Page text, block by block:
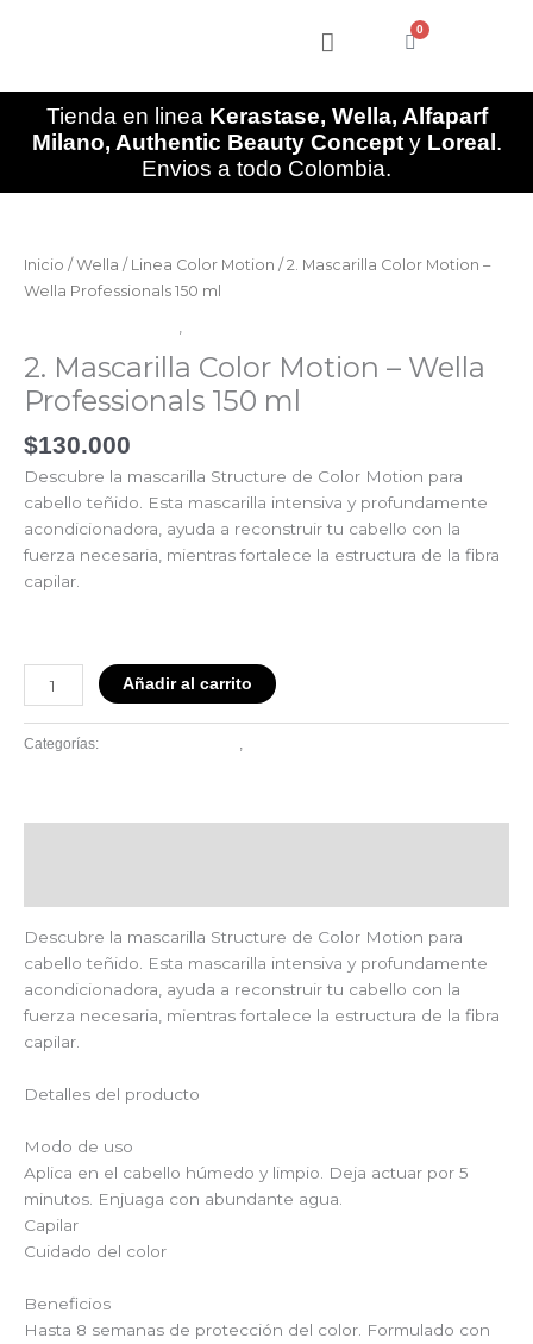
0
Cart
Tienda en linea Kerastase, Wella, Alfaparf
Milano, Authentic Beauty Concepty Loreal .
Envios a todo Colombia.
Inicio /Wella / Linea Color Motion / 2. Mascarilla Color Motion –
Wella Professionals 150 ml
2. Mascarilla Color Motion – Wella
Professionals 150 ml
$130.000
Descubre la mascarilla Structure de Color Motion para
cabello teñido. Esta mascarilla intensiva y profundamente
acondicionadora, ayuda a reconstruir tu cabello con la
fuerza necesaria, mientras fortalece la estructura de la fibra
capilar.
Color
Motion
Professionals
150
ml
cantidad
Añadir al carrito
Categorías: ,
Descubre la mascarilla Structure de Color Motion para
cabello teñido. Esta mascarilla intensiva y profundamente
acondicionadora, ayuda a reconstruir tu cabello con la
fuerza necesaria, mientras fortalece la estructura de la fibra
capilar.
Detalles del producto
Modo de uso
Aplica en el cabello húmedo y limpio. Deja actuar por 5
minutos. Enjuaga con abundante agua.
Capilar
Cuidado del color
Beneficios
Hasta 8 semanas de protección del color. Formulado con